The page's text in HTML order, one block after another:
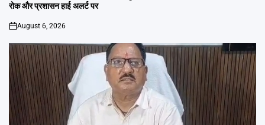
रोक और प्रशासन हाई अलर्ट पर
on
August 6, 2026